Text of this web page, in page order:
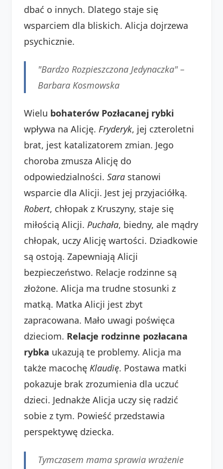
dbać o innych. Dlatego staje się
wsparciem dla bliskich. Alicja dojrzewa
psychicznie.
"Bardzo Rozpieszczona Jedynaczka" –
Barbara Kosmowska
Wielu bohaterów Pozłacanej rybki
wpływa na Alicję. Fryderyk, jej czteroletni
brat, jest katalizatorem zmian. Jego
choroba zmusza Alicję do
odpowiedzialności. Sara stanowi
wsparcie dla Alicji. Jest jej przyjaciółką.
Robert, chłopak z Kruszyny, staje się
miłością Alicji. Puchała, biedny, ale mądry
chłopak, uczy Alicję wartości. Dziadkowie
są ostoją. Zapewniają Alicji
bezpieczeństwo. Relacje rodzinne są
złożone. Alicja ma trudne stosunki z
matką. Matka Alicji jest zbyt
zapracowana. Mało uwagi poświęca
dzieciom. Relacje rodzinne pozłacana
rybka ukazują te problemy. Alicja ma
także macochę Klaudię. Postawa matki
pokazuje brak zrozumienia dla uczuć
dzieci. Jednakże Alicja uczy się radzić
sobie z tym. Powieść przedstawia
perspektywę dziecka.
Tymczasem mama sprawia wrażenie